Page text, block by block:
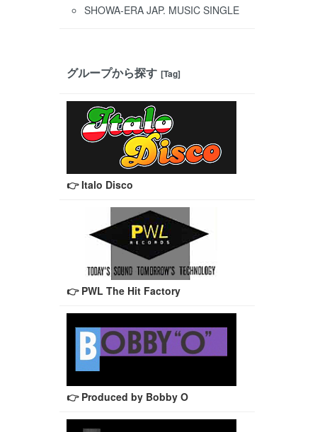
SHOWA-ERA JAP. MUSIC SINGLE
グループから探す [Tag]
👉 Italo Disco
👉 PWL The Hit Factory
👉 Produced by Bobby O